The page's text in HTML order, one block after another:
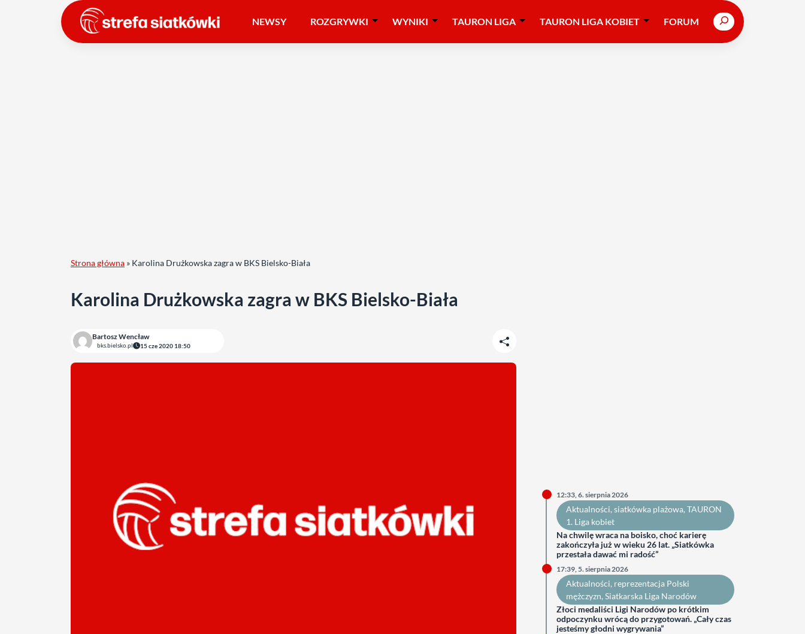
NEWSY ROZGRYWKI WYNIKI TAURON LIGA TAURON LIGA KOBIET FORUM Search
Strona główna » Karolina Drużkowska zagra w BKS Bielsko-Biała
Karolina Drużkowska zagra w BKS Bielsko-Biała
Bartosz Wencław
bks.bielsko.pl 15 cze 2020 18:50
12:33, 6. sierpnia 2026
Aktualności, siatkówka plażowa, TAURON
1. Liga kobiet
Na chwilę wraca na boisko, choć karierę
zakończyła już w wieku 26 lat. „Siatkówka
przestała dawać mi radość”
17:39, 5. sierpnia 2026
Aktualności, reprezentacja Polski
mężczyzn, Siatkarska Liga Narodów
Złoci medaliści Ligi Narodów po krótkim
odpoczynku wrócą do przygotowań. „Cały czas
jesteśmy głodni wygrywania”